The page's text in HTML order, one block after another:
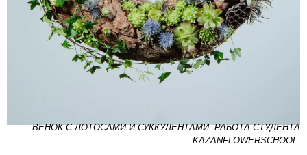
ВЕНОК С ЛОТОСАМИ И СУККУЛЕНТАМИ. РАБОТА СТУДЕНТА
KAZANFLOWERSCHOOL.